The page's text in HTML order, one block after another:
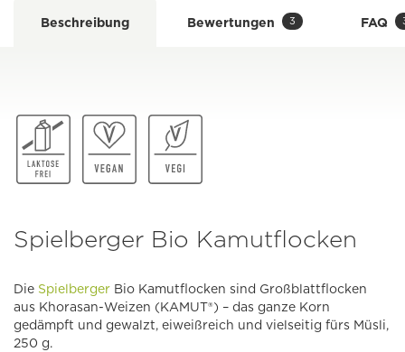
Beschreibung Bewertungen 3 FAQ
Spielberger Bio Kamutflocken
Die Spielberger Bio Kamutflocken sind Großblattflocken
aus Khorasan-Weizen (KAMUT®) – das ganze Korn
gedämpft und gewalzt, eiweißreich und vielseitig fürs Müsli,
250 g.